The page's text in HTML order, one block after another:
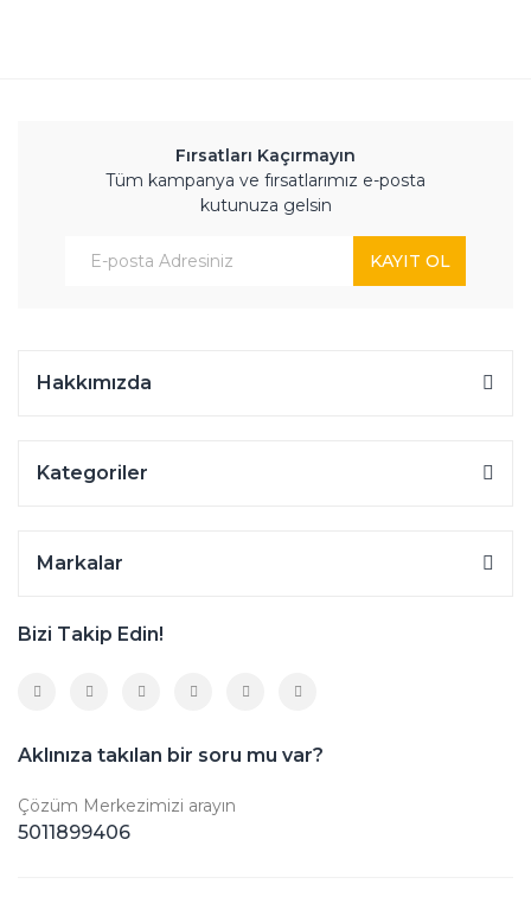
Fırsatları Kaçırmayın
Tüm kampanya ve fırsatlarımız e-posta
kutunuza gelsin
KAYIT OL
Hakkımızda
Kategoriler
Markalar
Bizi Takip Edin!
Aklınıza takılan bir soru mu var?
Çözüm Merkezimizi arayın
5011899406